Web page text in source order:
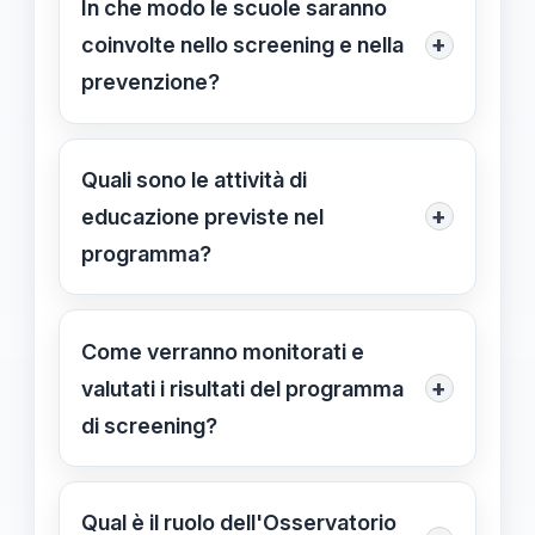
per valutazioni approfondite e
percorsi multidisciplinari
dietologi.
In che modo le scuole saranno
coinvolte nello screening e nella
prevenzione?
+
Le scuole effettueranno test di
screening periodici utilizzando
strumenti validati, collaborando con
servizi sanitari e coinvolgendo le
Quali sono le attività di
educazione previste nel
programma?
+
Il programma include attività di
educazione alimentare, promozione
di uno stile di vita attivo e
sensibilizzazione sui benefici di una
Come verranno monitorati e
valutati i risultati del programma
di screening?
+
Sarà istituito un sistema di
monitoraggio e valutazione che
Qual è il ruolo dell'Osservatorio